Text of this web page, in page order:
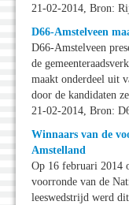
21-02-2014, Bron:
D66-Amstelveen
D66-Amstelveen
de
maakt onderdeel uit
door de kandidaten
21-02-2014, Bron:
Winnaars van de
Amstelland
Op 16 februari 2014
voorronde van de
leeswedstrijd werd